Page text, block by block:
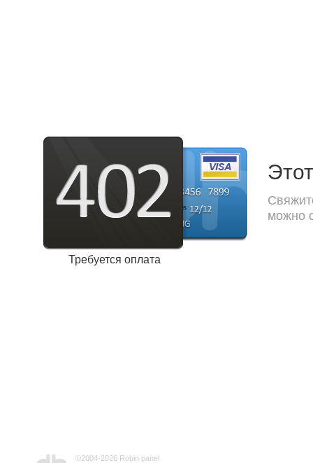
Требуется оплата
можно
©2004-2026 Robin panel